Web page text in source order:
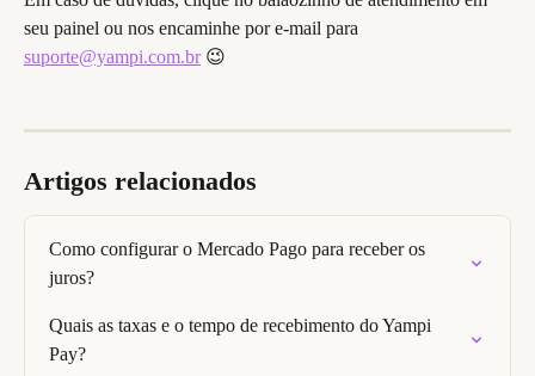
seu painel ou nos encaminhe por e-mail para
suporte@yampi.com.br 😉
Artigos relacionados
Como configurar o Mercado Pago para receber os
juros?
Quais as taxas e o tempo de recebimento do Yampi
Pay?